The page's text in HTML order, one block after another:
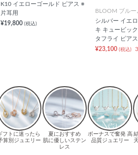
K10 イエローゴールド ピアス ※
片耳用
¥19,800 (税込)
BLOOM ブルー
シルバー イエ
キ キュービッ
タフライ ピア
¥23,100 (税込)